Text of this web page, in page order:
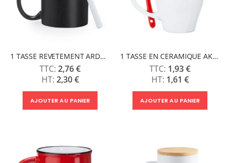
1 TASSE REVETEMENT ARDOISE ET CRAIE PALTA
2,76 €
2,30 €
AJOUTER AU PANIER
1 TASSE EN CERAMIQUE AKEBIA
1,93 €
1,61 €
AJOUTER AU PANIER